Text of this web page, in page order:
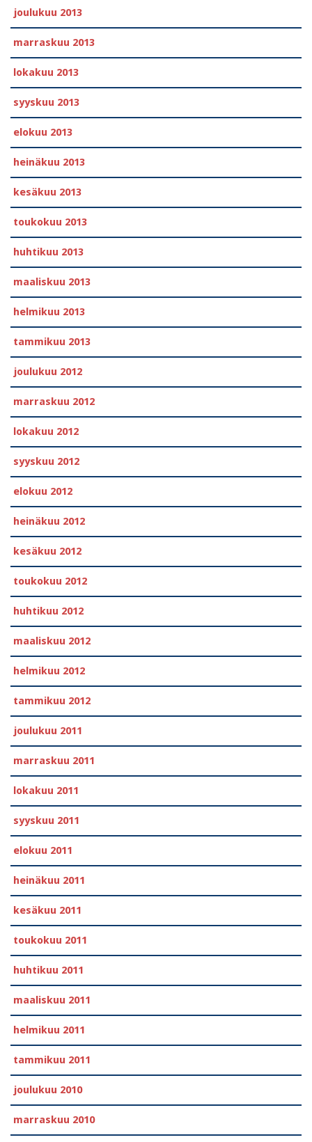
joulukuu 2013
marraskuu 2013
lokakuu 2013
syyskuu 2013
elokuu 2013
heinäkuu 2013
kesäkuu 2013
toukokuu 2013
huhtikuu 2013
maaliskuu 2013
helmikuu 2013
tammikuu 2013
joulukuu 2012
marraskuu 2012
lokakuu 2012
syyskuu 2012
elokuu 2012
heinäkuu 2012
kesäkuu 2012
toukokuu 2012
huhtikuu 2012
maaliskuu 2012
helmikuu 2012
tammikuu 2012
joulukuu 2011
marraskuu 2011
lokakuu 2011
syyskuu 2011
elokuu 2011
heinäkuu 2011
kesäkuu 2011
toukokuu 2011
huhtikuu 2011
maaliskuu 2011
helmikuu 2011
tammikuu 2011
joulukuu 2010
marraskuu 2010